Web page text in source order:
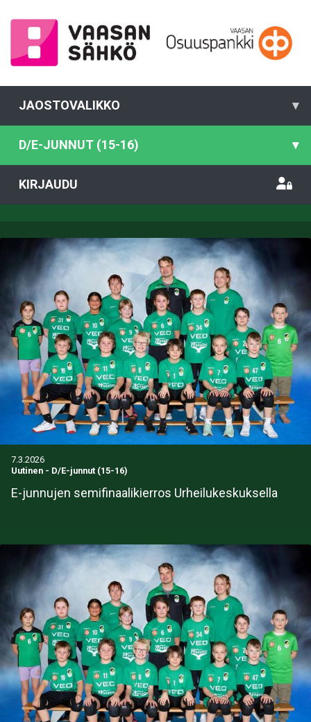
JAOSTOVALIKKO ▾
D/E-JUNNUT (15-16) ▾
KIRJAUDU
7.3.2026
Uutinen - D/E-junnut (15-16)
E-junnujen semifinaalikierros Urheilukeskuksella